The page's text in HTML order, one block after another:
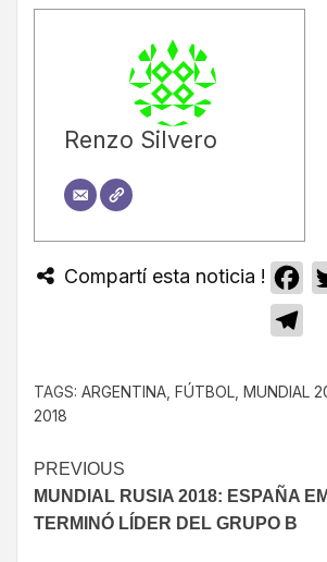
Renzo Silvero
Compartí esta noticia !
TAGS: ARGENTINA FÚTBOL MUNDIAL
2018
PREVIOUS
MUNDIAL RUSIA 2018: ESPAÑA
TERMINÓ LÍDER DEL GRUPO B